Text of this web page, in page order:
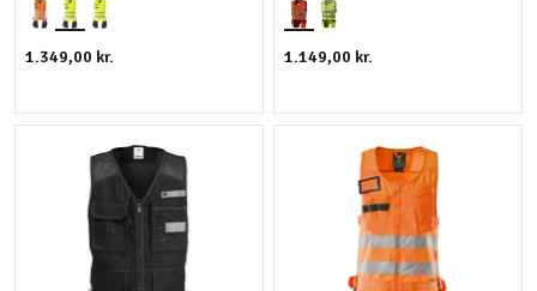
1.349,00 kr. 1.149,00 kr.